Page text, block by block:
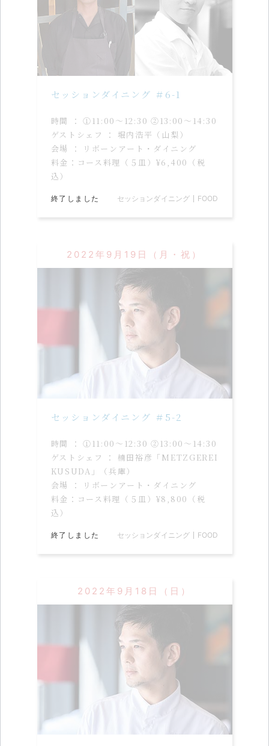
セッションダイニング ＃6-1
時間 ： ①11:00〜12:30 ②13:00〜14:30
ゲストシェフ ： 堀内浩平（山梨）
会場 ： リボーンアート・ダイニング
料金：コース料理（５皿）¥6,400（税
込）
終了しました セッションダイニング FOOD
2022年9月19日（月・祝）
セッションダイニング ＃5-2
時間 ： ①11:00〜12:30 ②13:00〜14:30
ゲストシェフ ： 楠田裕彦「METZGEREI
KUSUDA」（兵庫）
会場 ： リボーンアート・ダイニング
料金：コース料理（５皿）¥8,800（税
込）
終了しました セッションダイニング FOOD
2022年9月18日（日）